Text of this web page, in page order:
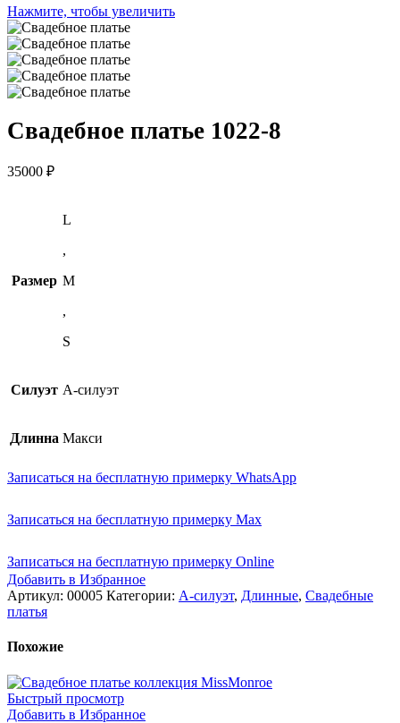
Нажмите, чтобы увеличить
Свадебное платье 1022-8
35000 ₽
Размер
L
,
M
,
S
Силуэт А-силуэт
Длинна Макси
Записаться на бесплатную примерку WhatsApp
Записаться на бесплатную примерку Max
Записаться на бесплатную примерку Online
Добавить в Избранное
Артикул: 00005 Категории: А-силуэт, Длинные, Свадебные
платья
Похожие
Быстрый просмотр
Добавить в Избранное